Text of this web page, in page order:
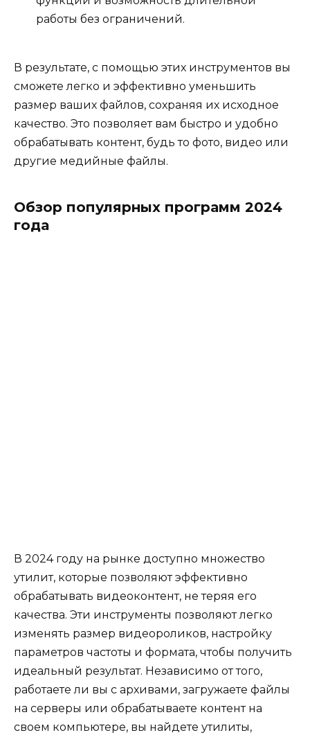
работы без ограничений.
В результате, с помощью этих инструментов вы
сможете легко и эффективно уменьшить
размер ваших файлов, сохраняя их исходное
качество. Это позволяет вам быстро и удобно
обрабатывать контент, будь то фото, видео или
другие медийные файлы.
Обзор популярных программ 2024
года
В 2024 году на рынке доступно множество
утилит, которые позволяют эффективно
обрабатывать видеоконтент, не теряя его
качества. Эти инструменты позволяют легко
изменять размер видеороликов, настройку
параметров частоты и формата, чтобы получить
идеальный результат. Независимо от того,
работаете ли вы с архивами, загружаете файлы
на серверы или обрабатываете контент на
своем компьютере, вы найдете утилиты,